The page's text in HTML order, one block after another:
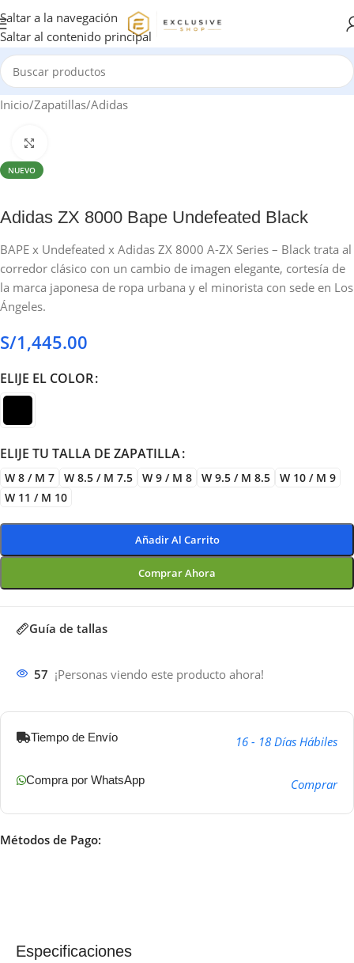
Saltar a la navegación
Saltar al contenido principal
Inicio/Zapatillas/Adidas
NUEVO
Adidas ZX 8000 Bape Undefeated Black
BAPE x Undefeated x Adidas ZX 8000 A-ZX Series – Black trata al
corredor clásico con un cambio de imagen elegante, cortesía de
la marca japonesa de ropa urbana y el minorista con sede en Los
Ángeles.
S/1,445.00
ELIJE EL COLOR
ELIJE TU TALLA DE ZAPATILLA
W 8 / M 7 W 8.5 / M 7.5 W 9 / M 8 W 9.5 / M 8.5
W 10 / M 9
W 11 / M 10
Añadir Al Carrito
Comprar Ahora
Guía de tallas
57 ¡Personas viendo este producto ahora!
Tiempo de Envío 16 - 18 Días Hábiles
Compra por WhatsApp Comprar
Métodos de Pago:
Especificaciones